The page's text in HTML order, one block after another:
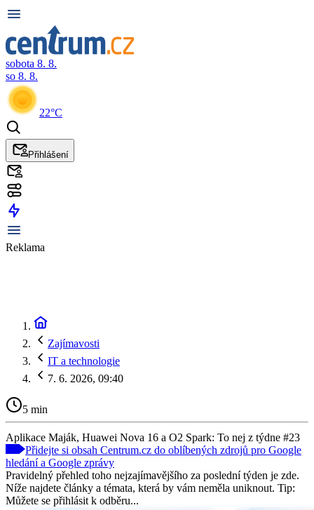
sobota 8. 8.
so 8. 8.
22°C
Přihlášení
Reklama
Zajímavosti
IT a technologie
7. 6. 2026, 09:40
5 min
Aplikace Maják, Huawei Nova 16 a O2 Spark: To nej z týdne #23
Přidejte si obsah Centrum.cz do oblíbených zdrojů pro Google
hledání a Google zprávy
Pravidelný přehled toho nejzajímavějšího za poslední týden je zde.
Níže najdete články a témata, která by vám neměla uniknout. Tip:
Můžete se přihlásit k odběru...